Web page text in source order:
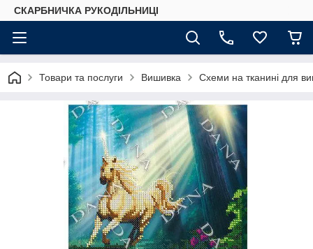
СКАРБНИЧКА РУКОДІЛЬНИЦІ
Товари та послуги Вишивка Схеми на тканині для